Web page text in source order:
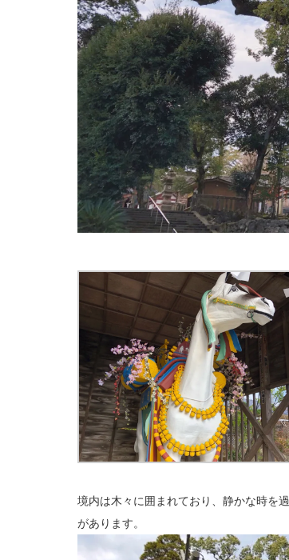
境内は木々に囲まれており、静かな時を
があります。